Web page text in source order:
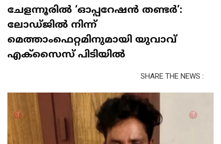
ചേളന്നൂരിൽ ‘ഓപ്പറേഷൻ തണ്ടർ’:
ലോഡ്ജിൽ നിന്ന്
മെത്താംഫെറ്റമിനുമായി യുവാവ്
എക്സൈസ് പിടിയിൽ
SHARE THE NEWS :